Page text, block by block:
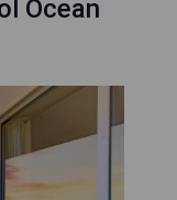
Ocean